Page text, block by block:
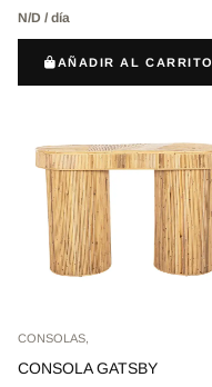
N/D / día
AÑADIR AL CARRITO
CONSOLAS,
CONSOLA GATSBY